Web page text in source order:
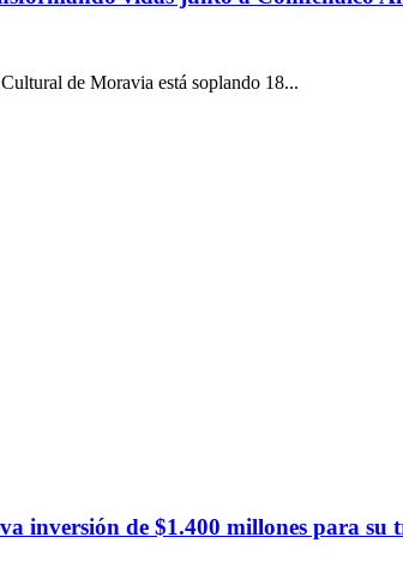
de Moravia está soplando 18...
inversión de $1.400 millones para su